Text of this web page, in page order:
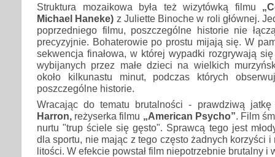
Struktura mozaikowa była też wizytówką filmu
Michael Haneke) z Juliette Binoche w roli głównej.
poprzedniego filmu, poszczególne historie nie
precyzyjnie. Bohaterowie po prostu mijają się. W
sekwencja finałowa, w której wypadki rozgrywają
wybijanych przez małe dzieci na wielkich
około kilkunastu minut, podczas których
poszczególne historie.
Wracając do tematu brutalności - prawdziwą
Harron, reżyserka filmu „American Psycho”. Film
nurtu "trup ściele się gęsto". Sprawcą tego jest
dla sportu, nie mając z tego często żadnych korzyści
litości. W efekcie powstał film niepotrzebnie brutalny i